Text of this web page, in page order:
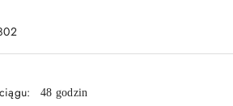
48 godzin